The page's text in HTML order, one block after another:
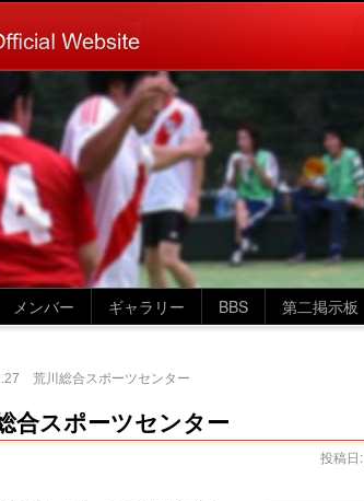
メンバー ギャラリー BBS 第二掲示板
荒川総合スポーツセンター
スポーツセンター
投稿日: